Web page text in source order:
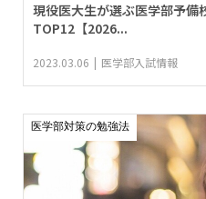
現役医大生が選ぶ医学部予備
TOP12【2026...
2023.03.06 医学部入試情報
医学部対策の勉強法